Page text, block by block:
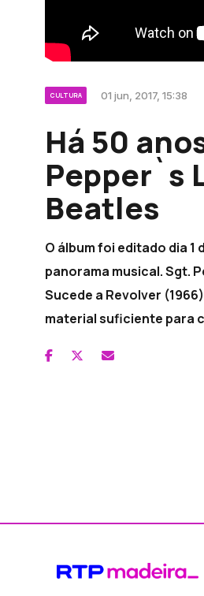
CULTURA 01 jun, 2017, 15:38
Há 50
Pepper`s
Beatles
O álbum foi editado dia 1
panorama musical. Sgt.
Sucede a Revolver
material suficiente para